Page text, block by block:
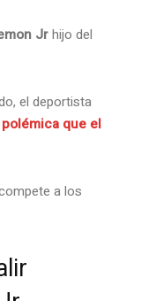
Jrhijo del
el deportista
polémica que el
a los